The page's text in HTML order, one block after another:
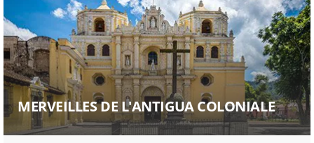
MERVEILLES DE L'ANTIGUA COLONIALE